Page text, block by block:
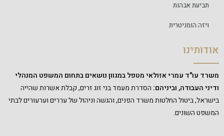
תביעת אבהות
ויזה הומניטרית
אודותינו
משרד עו"ד עמרי אזולאי מטפל במגוון נושאים בתחום המשפט המנהלי
ודיני העבודה, וביניהם: הסדרת מעמד בני זוג זרים, קבלת אשרות שהייה
בישראל, ביטול החלטות משרד הפנים, והגשה וניהול של עררים וערעורים לבתי
המשפט השונים.